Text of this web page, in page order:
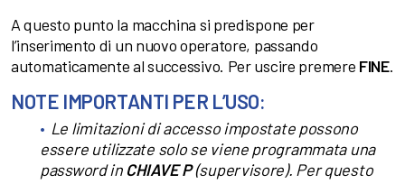
A questo punto la macchina si predispone per
l’inserimento di un nuovo operatore, passando
automaticamente al successivo. Per uscire premere FINE.
NOTE IMPORTANTI PER L’USO:
Le limitazioni di accesso impostate possono
essere utilizzate solo se viene programmata una
password in CHIAVE P(supervisore). Per questo